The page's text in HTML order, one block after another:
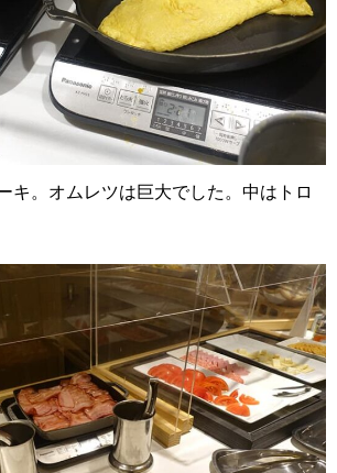
キ。オムレツは巨大でした。中はトロ